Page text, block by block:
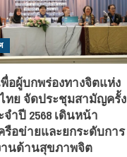
อผู้บกพร่องทางจิตแห่ง
ทย จัดประชุมสามัญครั้ง
จำปี 2568 เดินหน้า
อข่ายและยกระดับการ
านด้านสุขภาพจิต